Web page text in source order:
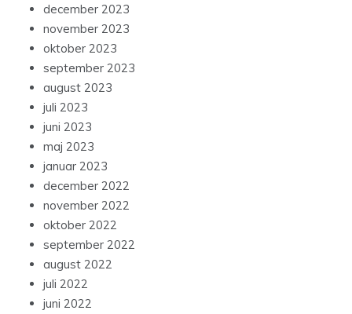
december 2023
november 2023
oktober 2023
september 2023
august 2023
juli 2023
juni 2023
maj 2023
januar 2023
december 2022
november 2022
oktober 2022
september 2022
august 2022
juli 2022
juni 2022